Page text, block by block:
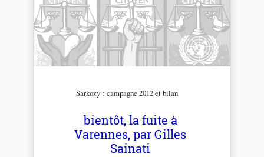
Sarkozy : campagne 2012 et bilan
bientôt, la fuite à
Varennes, par Gilles
Sainati